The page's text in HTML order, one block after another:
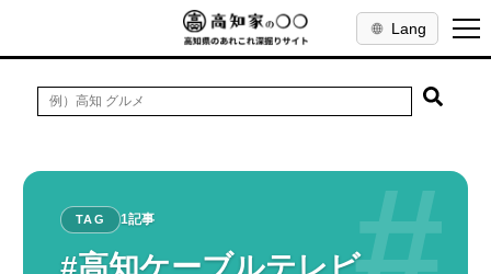
Lang
TAG 1記事
#高知ケーブルテレビ